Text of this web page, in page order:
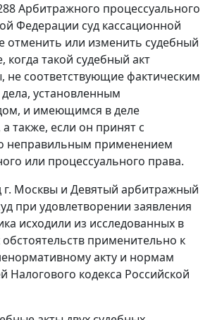
Арбитражного процессуального
Федерации суд кассационной
отменить или изменить судебный
когда такой судебный акт
не соответствующие фактическим
установленным
и имеющимся в деле
также, если он принят с
неправильным применением
или процессуального права.
Москвы и Девятый арбитражный
при удовлетворении заявления
исходили из исследованных в
обстоятельств применительно к
акту и нормам
Налогового кодекса Российской